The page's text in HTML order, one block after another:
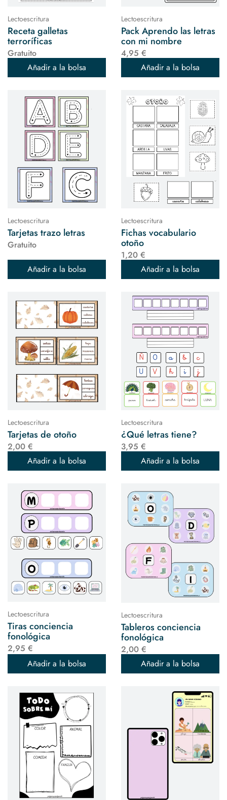
Lectoescritura
Receta galletas
terroríficas
Gratuito
Añadir a la bolsa
Lectoescritura
Pack Aprendo las letras
con mi nombre
4,95 €
Añadir a la bolsa
Lectoescritura
Tarjetas trazo letras
Gratuito
Añadir a la bolsa
Lectoescritura
Fichas vocabulario
otoño
1,20 €
Añadir a la bolsa
Lectoescritura
Tarjetas de otoño
2,00 €
Añadir a la bolsa
Lectoescritura
¿Qué letras tiene?
3,95 €
Añadir a la bolsa
Lectoescritura
Tiras conciencia
fonológica
2,95 €
Añadir a la bolsa
Lectoescritura
Tableros conciencia
fonológica
2,00 €
Añadir a la bolsa